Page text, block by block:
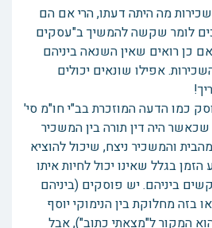
מה היתה דעתו, הרי אם הם
לומר שקשה להמשיך ב"עסקים
כן רואים שאין השנאה ביניהם
אפילו שונאים יכולים
כמו הדעה המוזכרת בב"י חו"מ סי'
היה דין תורה בין המשכיר
והמשכיר ניצח, שיכול להוציא
בגלל שאינו יכול לחיות איתו
ביניהם. יש פוסקים (ביניהם
בזה מחלוקת בין הנימוקי יוסף
המקור ל"מצאתי כתוב"), אבל